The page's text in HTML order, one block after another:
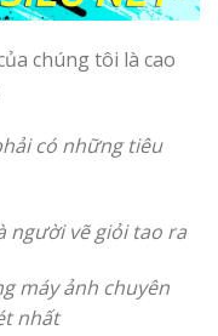
chúng tôi là cao
có những tiêu
người vẽ giỏi tao ra
máy ảnh chuyên
nhất